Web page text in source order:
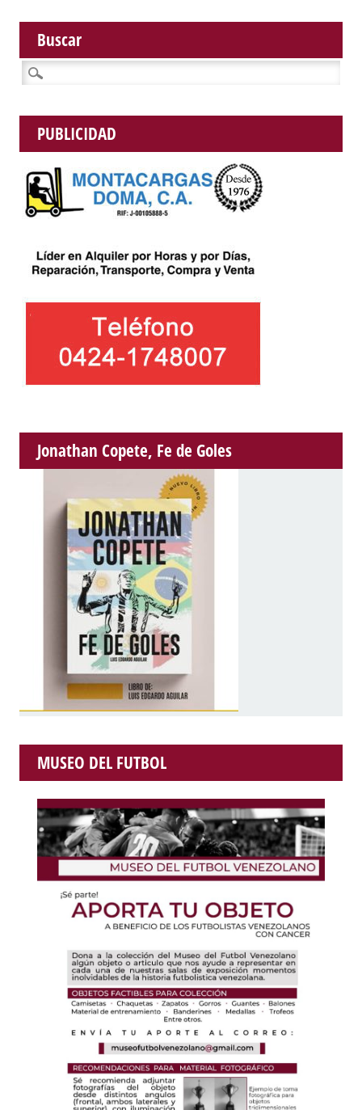
Buscar
Buscar:
PUBLICIDAD
Jonathan Copete, Fe de Goles
MUSEO DEL FUTBOL